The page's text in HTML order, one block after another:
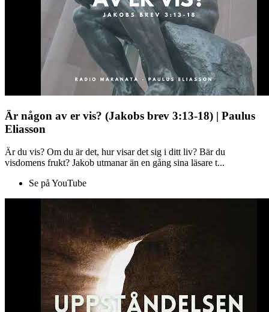
Är någon av er vis? (Jakobs brev 3:13-18) | Paulus
Eliasson
Är du vis? Om du är det, hur visar det sig i ditt liv? Bär du
visdomens frukt? Jakob utmanar än en gång sina läsare t...
Se på YouTube